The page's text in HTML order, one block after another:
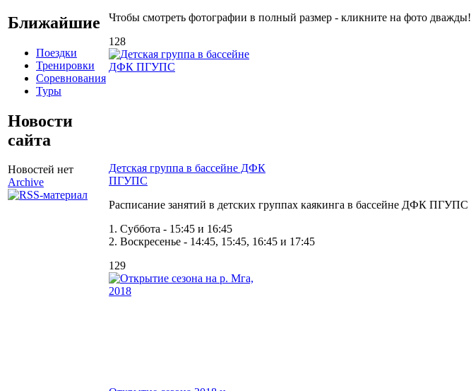
Ближайшие
Поездки
Тренировки
Соревнования
Туры
Новости
сайта
Новостей нет
Archive
Чтобы смотреть фотографии в полный размер - кликните на фото дважды!
128
Детская группа в бассейне ДФК
ПГУПС
Расписание занятий в детских группах каякинга в бассейне ДФК ПГУПС
1. Суббота - 15:45 и 16:45
2. Воскресенье - 14:45, 15:45, 16:45 и 17:45
129